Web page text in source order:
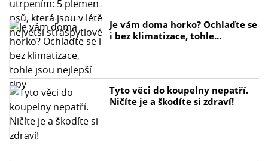
Je vám doma horko? Ochlaďte se
i bez klimatizace, tohle...
Tyto věci do koupelny nepatří.
Ničíte je a škodíte si zdraví!